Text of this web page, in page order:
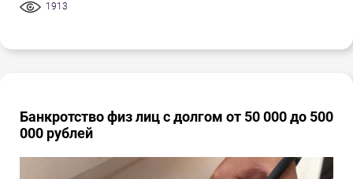
1913
Банкротство физ лиц с долгом от 50 000 до 500
000 рублей